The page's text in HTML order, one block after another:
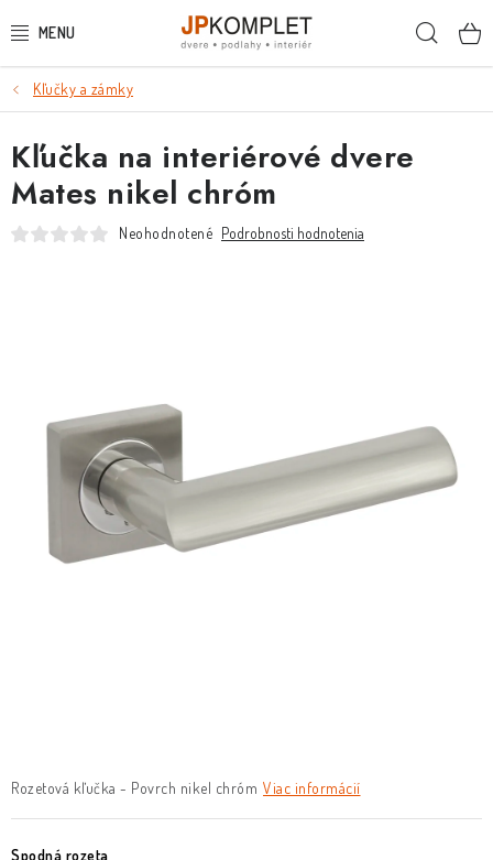
na
PODLAHY
DVERE A ZÁRUBNE
DVERE
OBKLADY A DLAŽBY
Služby Moja objednávka
Kľučky a zámky
Rozetová kľučka - Povrch nikel chróm Viac informácií
Spodná rozeta
Kľučka na interiérové dvere
Mates nikel chróm
Neohodnotené Podrobnosti hodnotenia